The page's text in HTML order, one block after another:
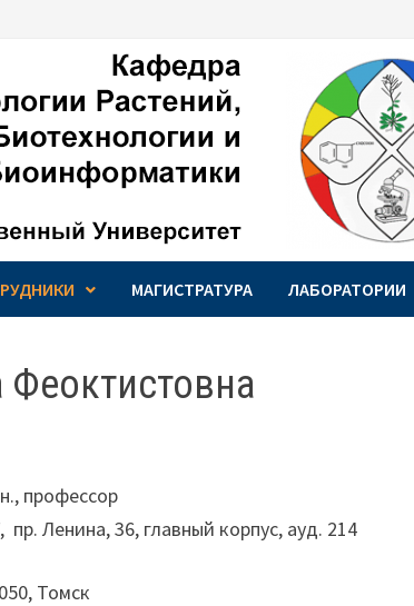
МАГИСТРАТУРА ЛАБОРАТОРИИ
профессор
пр. Ленина, 36, главный корпус, ауд. 214
Томск